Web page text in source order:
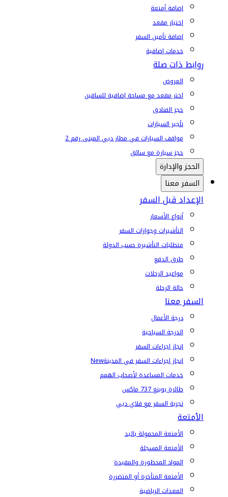
إضافة أمتعة
اختيار مقعد
إضافة تأمين السفر
خدمات إضافية
روابط ذات صلة
العروض
اختر مقعد مع مساحة إضافية للساقين
حجز الفنادق
تأجير السيارات
مواقف السيارات في مطار دبي المبنى رقم 2
حجز سيارة مع سائق
الحجز والإدارة
السفر معنا
الإعداد قبل السفر
أنواع الأسعار
التأشيرات وجوازات السفر
متطلبات التأشيرة حسب الدولة
طرق الدفع
مواعيد الرحلات
حالة الرحلة
السفر معنا
درجة الأعمال
الدرجة السياحية
إنجاز إجراءات السفر
إنجاز إجراءات السفر في المدينةNew
خدمات المساعدة لأصحاب الهمم
طائرة بوينغ 737 ماكس
تجربة السفر مع فلاي دبي
الأمتعة
الأمتعة المحمولة باليد
الأمتعة المسجلة
المواد المحظورة والمقيدة
الأمتعة المتأخرة أو المتضررة
المعدات الرياضية